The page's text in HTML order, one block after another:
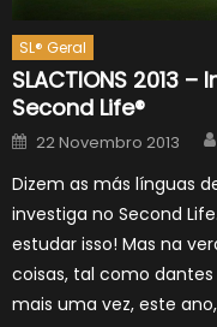
SL® Geral
SLACTIONS 2013
Second Life®
Posted
on
22 Novembro 2013
Dizem as más línguas
investiga no Second
estudar isso! Mas na
coisas, tal como
mais uma vez, este